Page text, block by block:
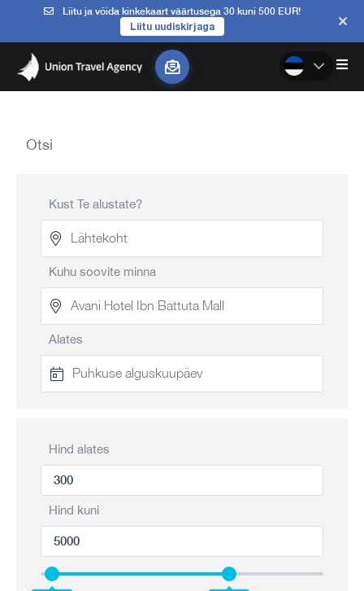
Liitu ja võida kinkekaart väärtusega 30 kuni 500 EUR!
Liitu uudiskirjaga
Otsi
Kust Te alustate?
Kuhu soovite minna
Alates
Hind alates
Hind kuni